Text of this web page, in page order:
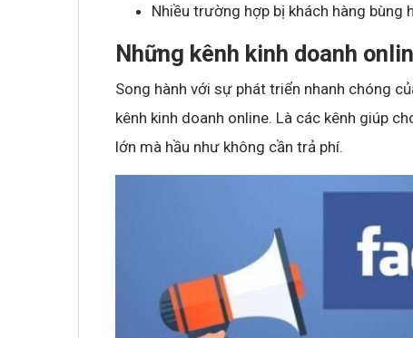
Nhiều trường hợp bị khách hàng bùng
Những kênh kinh doanh
Song hành với sự phát triển nhanh chóng
kênh kinh doanh online. Là các kênh giúp
lớn mà hầu như không cần trả phí.